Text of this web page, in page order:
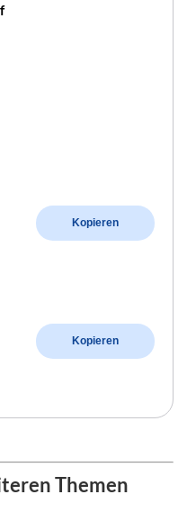
Kopieren
Kopieren
Themen